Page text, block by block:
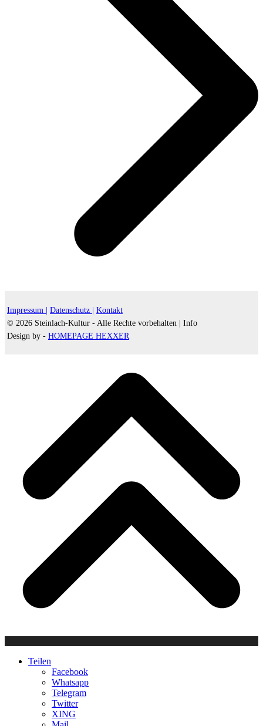
Impressum | Datenschutz |
Kontakt
© 2026 Steinlach-Kultur - Alle Rechte vorbehalten |
Info
Design by - HOMEPAGE HEXXER
Teilen
Facebook
Whatsapp
Telegram
Twitter
XING